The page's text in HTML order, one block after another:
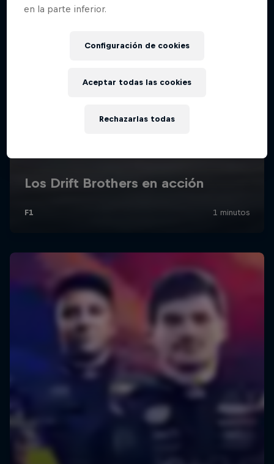
en la parte inferior.
Configuración de cookies
Rechazarlas todas
Aceptar todas las cookies